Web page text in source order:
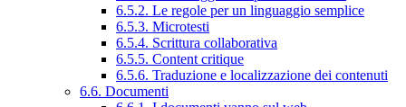
6.5.2. Le regole per un linguaggio semplice
6.5.3. Microtesti
6.5.4. Scrittura collaborativa
6.5.5. Content critique
6.5.6. Traduzione e localizzazione dei contenuti
6.6. Documenti